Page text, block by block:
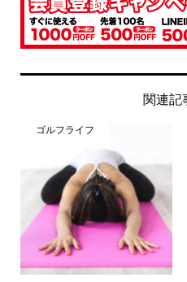
関連記
ゴルフライフ